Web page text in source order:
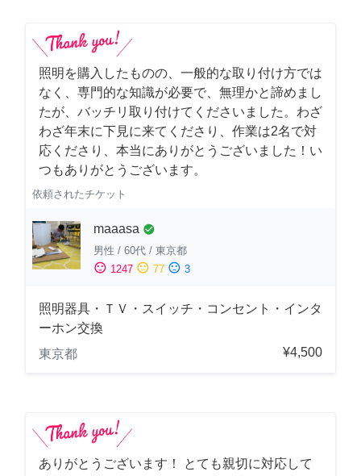
照明を購入したものの、一般的な取り付け方では
なく、専門的な知識が必要で、無理かと諦めまし
たが、バッチリ取り付けてくださいました。わざ
わざ年末に下見に来てくださり、作業は2名で対
応くださり、本当にありがとうございました！い
つもありがとうございます。
依頼されたチケット
maaasa check_circle
男性 / 60代 / 東京都
sentiment_satisfied 1247 sentiment_neutral 77 sentiment_dissatisfied 3
照明器具・ＴＶ・スイッチ・コンセント・インタ
ーホン交換
東京都
¥4,500
ありがとうございます！ とても親切に対応して